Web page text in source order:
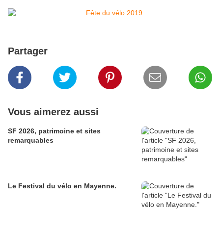
Partager
Vous aimerez aussi
SF 2026, patrimoine et sites
remarquables
Le Festival du vélo en Mayenne.